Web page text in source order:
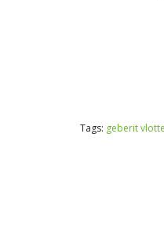
Tags: geberit